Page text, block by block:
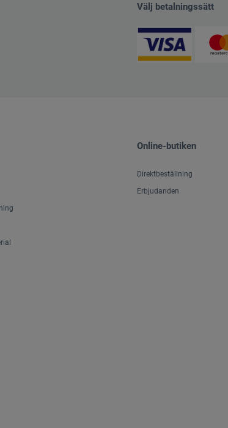
Välj betalningssätt
Online-butiken
Direktbeställning
Erbjudanden